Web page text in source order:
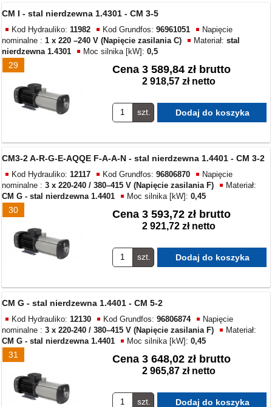
29
CM I - stal nierdzewna 1.4301 - CM 3-5
Kod Hydrauliko:11982 Kod Grundfos:96961051
Napięcie
nominalne :1 x 220 –240 V (Napięcie zasilania C) Materiał:stal
nierdzewna 1.4301
Moc silnika [kW]:0,5
Cena 3 589,84 zł brutto
2 918,57 zł netto
szt.
30
CM3-2 A-R-G-E-AQQE F-A-A-N - stal nierdzewna 1.4401 - CM 3-2
Kod Hydrauliko:12117 Kod Grundfos:96806870
Napięcie
nominalne :3 x 220-240 / 380–415 V (Napięcie zasilania F)
Materiał:
CM G - stal nierdzewna 1.4401
Moc silnika [kW]:0,45
Cena 3 593,72 zł brutto
2 921,72 zł netto
szt.
31
CM G - stal nierdzewna 1.4401 - CM 5-2
Kod Hydrauliko:12130 Kod Grundfos:96806874
Napięcie
nominalne :3 x 220-240 / 380–415 V (Napięcie zasilania F)
Materiał:
CM G - stal nierdzewna 1.4401
Moc silnika [kW]:0,45
Cena 3 648,02 zł brutto
2 965,87 zł netto
szt.